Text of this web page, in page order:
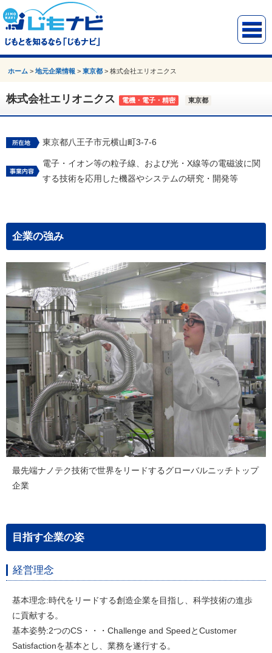
ホーム >地元企業情報 >東京都 >株式会社エリオニクス
株式会社エリオニクス 電機・電子・精密 東京都
東京都八王子市元横山町3-7-6
電子・イオン等の粒子線、および光・X線等の電磁波に関
する技術を応用した機器やシステムの研究・開発等
企業の強み
最先端ナノテク技術で世界をリードするグローバルニッチトップ
企業
目指す企業の姿
経営理念
基本理念:時代をリードする創造企業を目指し、科学技術の進歩
に貢献する。
基本姿勢:2つのCS・・・Challenge and SpeedとCustomer
Satisfactionを基本とし、業務を遂行する。